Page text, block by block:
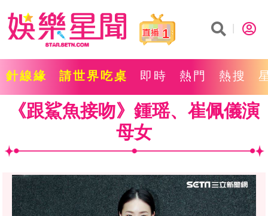
1
針線緣 請世界吃桌 即時 熱門 熱搜
《跟鯊魚接吻》鍾瑶、崔佩儀演
母女